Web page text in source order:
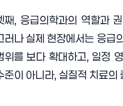
째, 응급의학과의 역할과
러나 실제 현장에서는 응급
위를 보다 확대하고, 일정
준이 아니라, 실질적 치료의